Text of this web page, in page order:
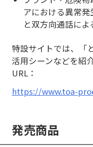
アにおける異常
と双方向通話によ
特設サイトでは、「
活用シーンなどを紹
URL：
https://www.toa-
発売商品